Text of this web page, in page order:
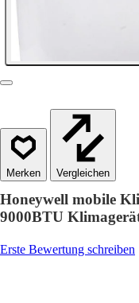
Vergleichen
Honeywell mobile
9000BTU
Erste Bewertung schreiben